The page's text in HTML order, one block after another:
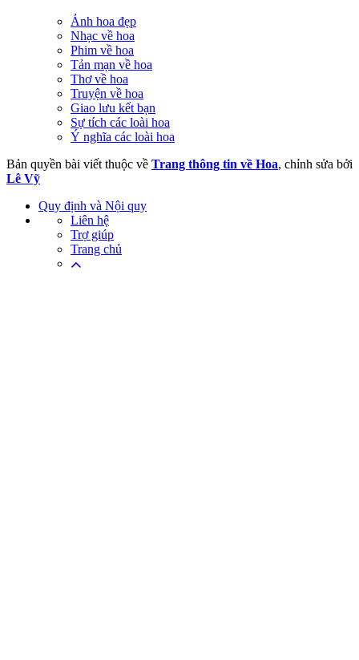
Ảnh hoa đẹp
Nhạc về hoa
Phim về hoa
Tản mạn về hoa
Thơ về hoa
Truyện về hoa
Giao lưu kết bạn
Sự tích các loài hoa
Ý nghĩa các loài hoa
Bản quyền bài viết thuộc về Trang thông tin về Hoa, chỉnh sửa bởi
Lê Vỹ
Quy định và Nội quy
Liên hệ
Trợ giúp
Trang chủ